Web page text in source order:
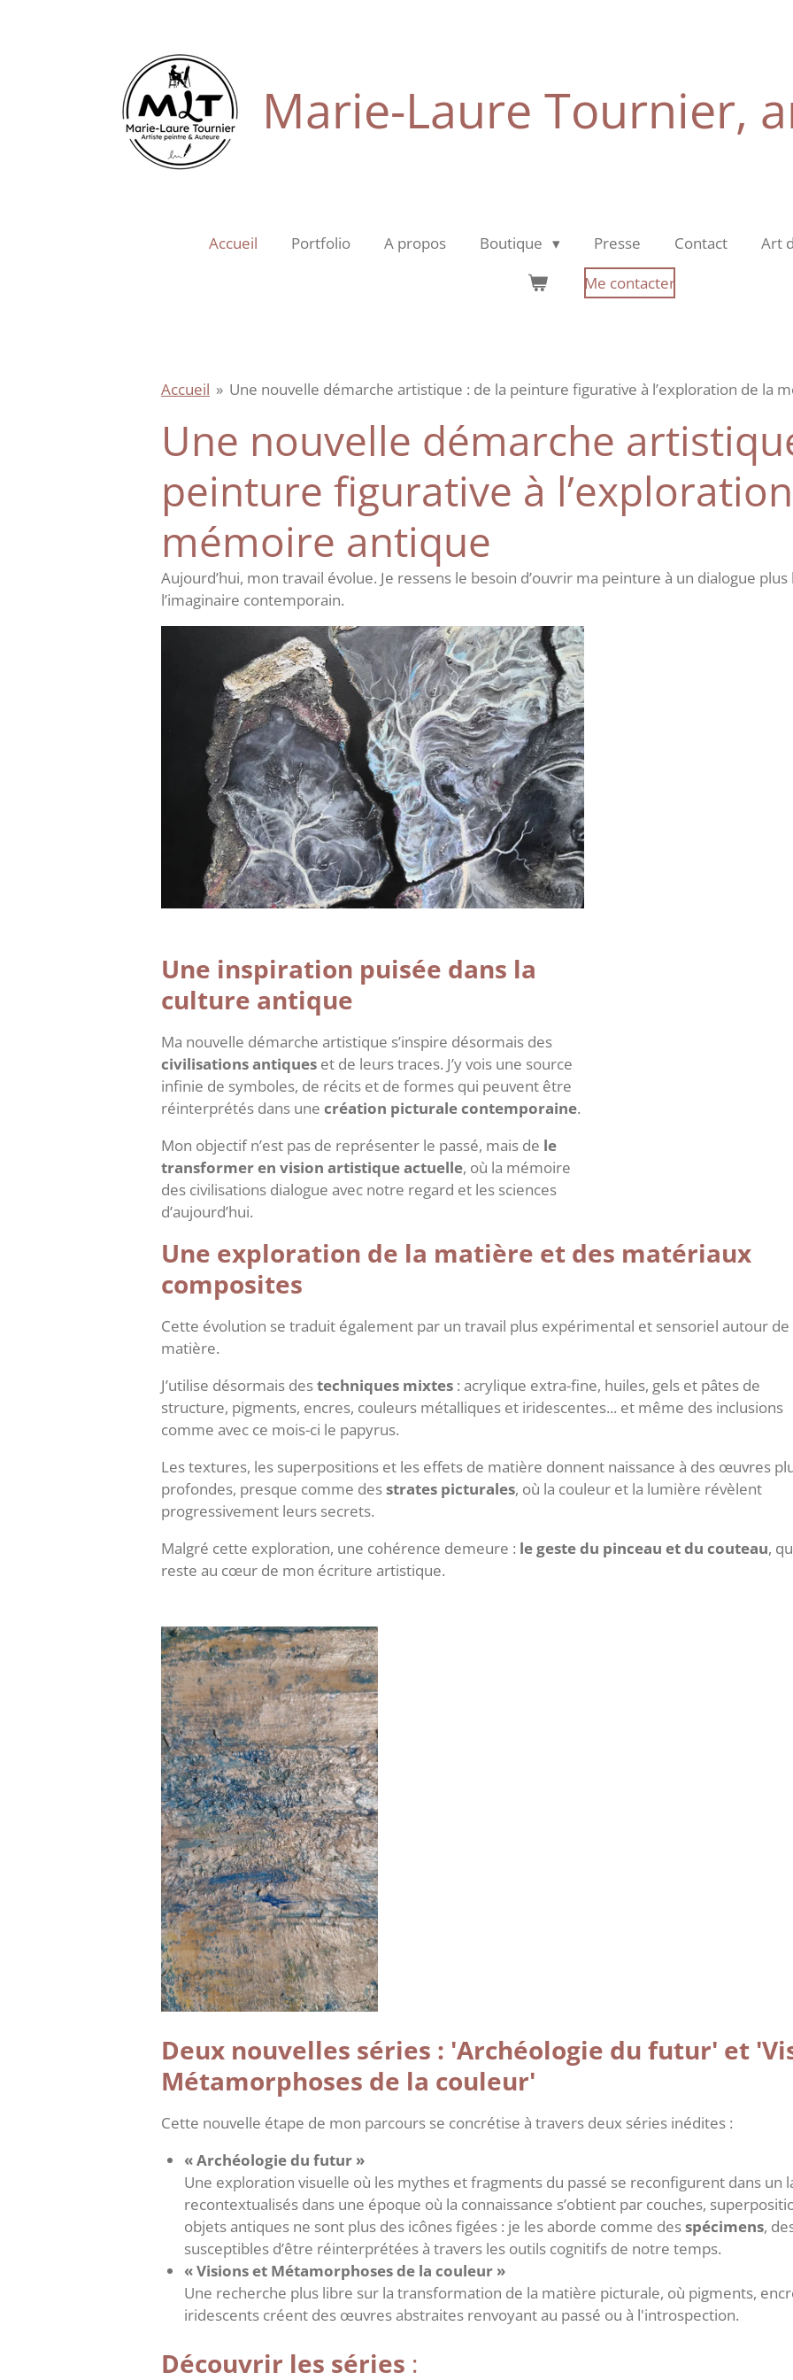
Marie-Laure Tournier,
Accueil Portfolio A propos Boutique Presse Contact
Art
Me contacter
Accueil » Une nouvelle démarche artistique : de la peinture figurative à l’exploration de la
Une nouvelle démarche
peinture figurative à
mémoire antique
Aujourd’hui, mon travail évolue. Je ressens le besoin d’ouvrir ma peinture à un dialogue
l’imaginaire contemporain.
Une inspiration puisée dans la
culture antique
Ma nouvelle démarche artistique s’inspire désormais des
civilisations antiques et de leurs traces. J’y vois une source
infinie de symboles, de récits et de formes qui peuvent être
réinterprétés dans une création picturale contemporaine.
Mon objectif n’est pas de représenter le passé, mais de le
transformer en vision artistique actuelle, où la mémoire
des civilisations dialogue avec notre regard et les sciences
d’aujourd’hui.
Une exploration de la matière et des matériaux
composites
Cette évolution se traduit également par un travail plus expérimental et sensoriel autour de
matière.
J’utilise désormais destechniques mixtes : acrylique extra-fine, huiles, gels et pâtes de
structure, pigments, encres, couleurs métalliques et iridescentes... et même des inclusions
comme avec ce mois-ci le papyrus.
Les textures, les superpositions et les effets de matière donnent naissance à des œuvres
profondes, presque comme desstrates picturales, où la couleur et la lumière révèlent
progressivement leurs secrets.
Malgré cette exploration, une cohérence demeure : le geste du pinceau et du couteau,
reste au cœur de mon écriture artistique.
Deux nouvelles séries : 'Archéologie du futur' et
Métamorphoses de la couleur'
Cette nouvelle étape de mon parcours se concrétise à travers deux séries inédites :
« Archéologie du futur »
Une exploration visuelle où les mythes et fragments du passé se reconfigurent dans un
recontextualisés dans une époque où la connaissance s’obtient par couches,
objets antiques ne sont plus des icônes figées : je les aborde comme desspécimens,
susceptibles d’être réinterprétées à travers les outils cognitifs de notre temps.
« Visions et Métamorphoses de la couleur »
Une recherche plus libre sur la transformation de la matière picturale, où pigments,
iridescents créent des œuvres abstraites renvoyant au passé ou à l'introspection.
Découvrir les séries :